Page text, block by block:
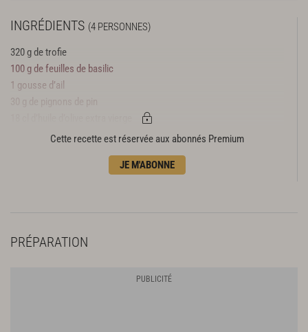
INGRÉDIENTS (4 PERSONNES)
320 g de trofie
100 g de feuilles de basilic
1 gousse d’ail
30 g de pignons de pin
140 g de parmigiano reggiano
Cette recette est réservée aux abonnés Premium
JE M'ABONNE
PRÉPARATION